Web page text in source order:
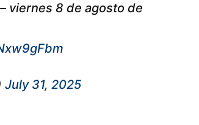
viernes 8 de agosto de
July 31, 2025